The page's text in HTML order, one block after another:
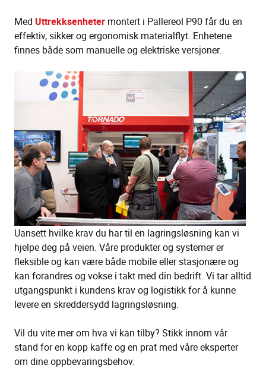
Med Uttrekksenheter montert i Pallereol P90 får du en
effektiv, sikker og ergonomisk materialflyt. Enhetene
finnes både som manuelle og elektriske versjoner.
Uansett hvilke krav du har til en lagringsløsning kan vi
hjelpe deg på veien. Våre produkter og systemer er
fleksible og kan være både mobile eller stasjonære og
kan forandres og vokse i takt med din bedrift. Vi tar alltid
utgangspunkt i kundens krav og logistikk for å kunne
levere en skreddersydd lagringsløsning.
Vil du vite mer om hva vi kan tilby? Stikk innom vår
stand for en kopp kaffe og en prat med våre eksperter
om dine oppbevaringsbehov.